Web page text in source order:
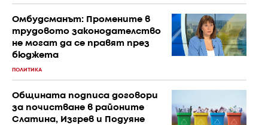
Омбудсманът: Промените в
трудовото законодателство
не могат да се правят през
бюджета
ПОЛИТИКА
Общината подписа договори
за почистване в районите
Слатина, Изгрев и Подуяне